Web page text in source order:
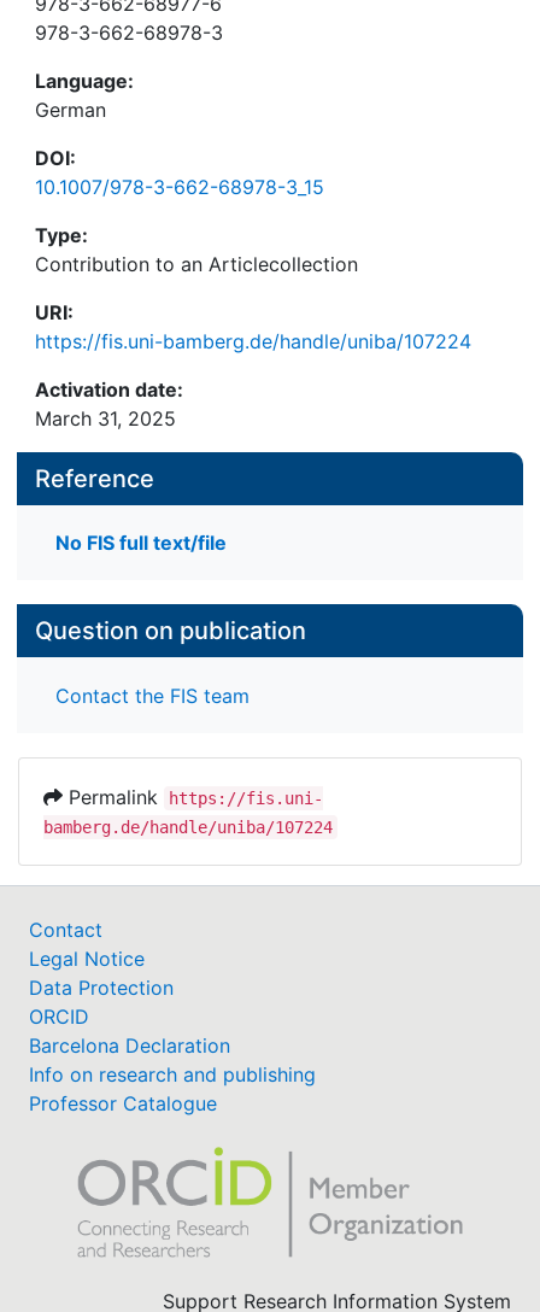
978-3-662-68978-3
Language:
German
DOI:
10.1007/978-3-662-68978-3_15
Type:
Contribution to an Articlecollection
URI:
https://fis.uni-bamberg.de/handle/uniba/107224
Activation date:
March 31, 2025
Reference
No FIS full text/file
Question on publication
Contact the FIS team
Permalink
https://fis.uni-
bamberg.de/handle/uniba/107224
Contact
Legal Notice
Data Protection
ORCID
Barcelona Declaration
Info on research and publishing
Professor Catalogue
Support Research Information System